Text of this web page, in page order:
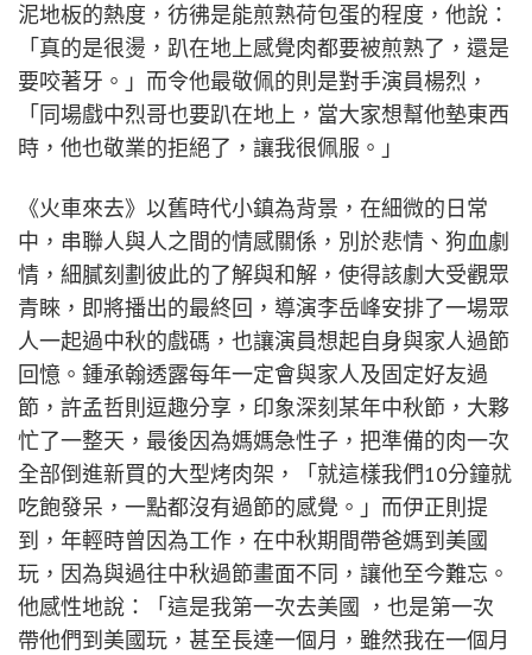
泥地板的熱度，彷彿是能煎熟荷包蛋的程度，他說：
「真的是很燙，趴在地上感覺肉都要被煎熟了，還是
要咬著牙。」而令他最敬佩的則是對手演員楊烈，
「同場戲中烈哥也要趴在地上，當大家想幫他墊東西
時，他也敬業的拒絕了，讓我很佩服。」
《火車來去》以舊時代小鎮為背景，在細微的日常
中，串聯人與人之間的情感關係，別於悲情、狗血劇
情，細膩刻劃彼此的了解與和解，使得該劇大受觀眾
青睞，即將播出的最終回，導演李岳峰安排了一場眾
人一起過中秋的戲碼，也讓演員想起自身與家人過節
回憶。鍾承翰透露每年一定會與家人及固定好友過
節，許孟哲則逗趣分享，印象深刻某年中秋節，大夥
忙了一整天，最後因為媽媽急性子，把準備的肉一次
全部倒進新買的大型烤肉架，「就這樣我們10分鐘就
吃飽發呆，一點都沒有過節的感覺。」而伊正則提
到，年輕時曾因為工作，在中秋期間帶爸媽到美國
玩，因為與過往中秋過節畫面不同，讓他至今難忘。
他感性地說：「這是我第一次去美國 ，也是第一次
帶他們到美國玩，甚至長達一個月，雖然我在一個月